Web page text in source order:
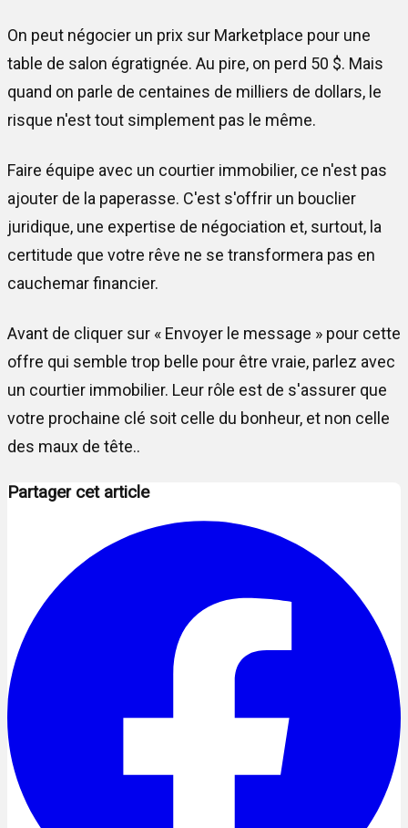
On peut négocier un prix sur Marketplace pour une
table de salon égratignée. Au pire, on perd 50 $. Mais
quand on parle de centaines de milliers de dollars, le
risque n'est tout simplement pas le même.
Faire équipe avec un courtier immobilier, ce n'est pas
ajouter de la paperasse. C'est s'offrir un bouclier
juridique, une expertise de négociation et, surtout, la
certitude que votre rêve ne se transformera pas en
cauchemar financier.
Avant de cliquer sur « Envoyer le message » pour cette
offre qui semble trop belle pour être vraie, parlez avec
un courtier immobilier. Leur rôle est de s'assurer que
votre prochaine clé soit celle du bonheur, et non celle
des maux de tête..
Partager cet article